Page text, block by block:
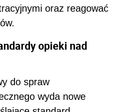
oraz reagować
opieki nad
do spraw
wyda nowe